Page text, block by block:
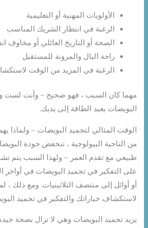
الأولويات المهنية أو التعليمية
الرغبة في انتظار الشريك المناسب
الصحة أو التاريخ العائلي أو مخاوف
راحة البال والمرونة للمستقبل
الرغبة في المزيد من الوقت
مهما كان السبب ، فهو صحيح – وأنت لست
البويضات يعيد الطاقة إلى يديك.
الوقت المثالي لتجميد البويضات – ولماذا
من الناحية البيولوجية ، تنخفض جودة
طبيعي مع تقدم العمر – ولهذا السبب يتم
على التفكير في تجميد البويضات في أواخر
أو أوائل إلى منتصف الثلاثينيات. ومع ذلك ،
لاستكشاف خياراتك والتفكير في تجميد
يزيد تجميد البويضات وهي لا تزال بصحة